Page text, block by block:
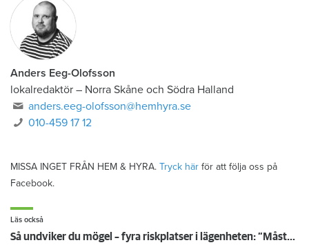
Anders Eeg-Olofsson
lokalredaktör – Norra Skåne och Södra Halland
anders.eeg-olofsson@hemhyra.se
010-459 17 12
MISSA INGET FRÅN HEM & HYRA. Tryck här för att följa oss på
Facebook.
Läs också
Så undviker du mögel – fyra riskplatser i lägenheten: ”Måste städa bort”